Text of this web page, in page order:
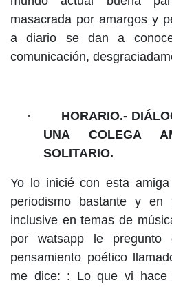
masacrada por amargos y
a diario se dan a
comunicación,
·
HORARIO.-
UNA COLEGA
SOLITARIO.
Yo lo inicié con esta
periodismo bastante y en
inclusive en temas de
por watsapp le
pensamiento poético
me dice: : Lo que vi hace